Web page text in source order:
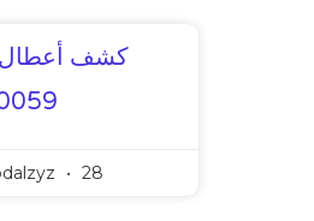
كشف أعطال
28 نوفمبر، 2025